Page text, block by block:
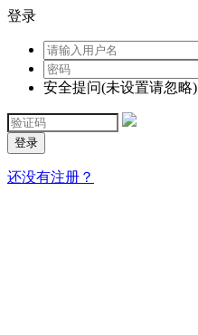
登录
安全提问(未设置请忽略)
登录
还没有注册？